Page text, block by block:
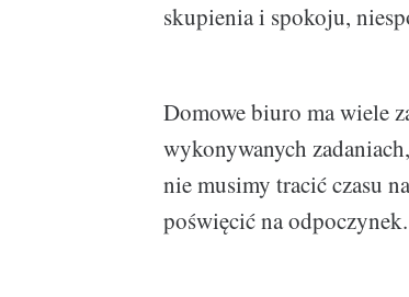
skupienia i spokoju,
Domowe biuro ma wiele
wykonywanych
nie musimy tracić czasu
poświęcić na odpoczynek.